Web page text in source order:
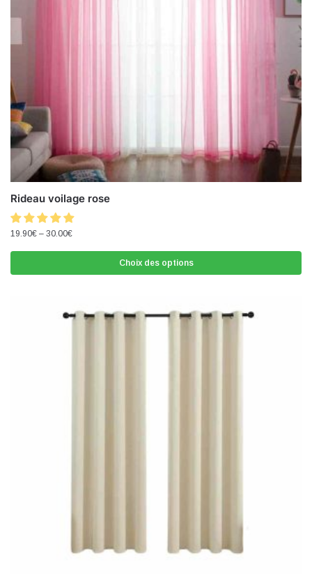
Rideau voilage rose
19.90€ – 30.00€
Choix des options